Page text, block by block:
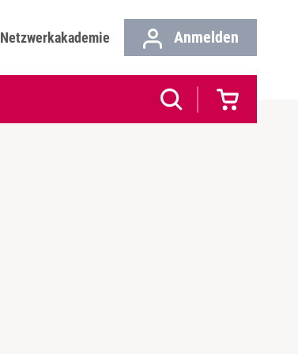
Netzwerkakademie Anmelden